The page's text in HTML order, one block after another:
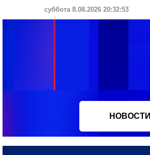
суббота 8.08.2026 20:32:54
НОВОСТИ